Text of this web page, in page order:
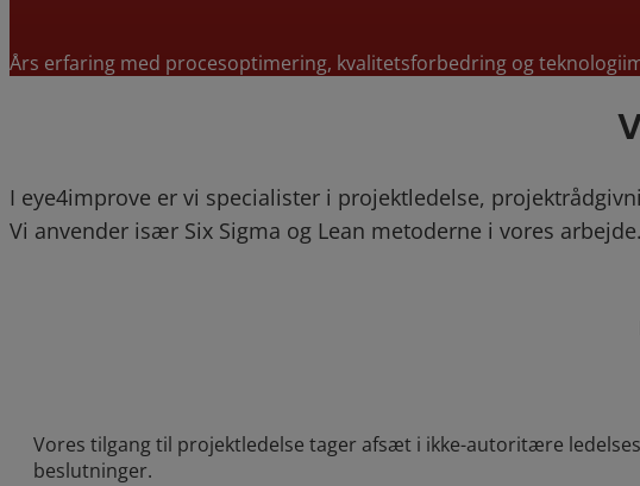
Års erfaring med procesoptimering, kvalitetsforbedring og
I eye4improve er vi specialister i projektledelse,
Vi anvender især Six Sigma og Lean metoderne i vores arbejde.
Vores tilgang til projektledelse tager afsæt i ikke-autoritære
beslutninger.